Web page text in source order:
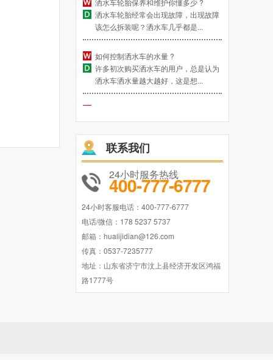
洒水车轮胎经常会出现故障，出现故障
该怎么拆装呢？洒水车几乎都是...
许多初次购买洒水车的用户，总是认为
洒水车洒水量越大越好，这是想...
用车底盘、罐体、管道系统、...
使用高射程风送式喷雾机要注意的问题
有哪些？
注意事项： 1、当与电源有关的安全盖
或部品被移动或高电压端子露出...
做好喷雾机的搬运及安装工作，您需要
...
使用雾炮机需要注意的一些问题
雾炮机使...
联系我们
24小时服务热线
400-777-6777
24小时客服电话：400-777-6777
电话/微信：178 5237 5737
邮箱：hualijidian@126.com
传真：0537-7235777
地址：山东省济宁市汶上县经济开发区鸿福
路1777号